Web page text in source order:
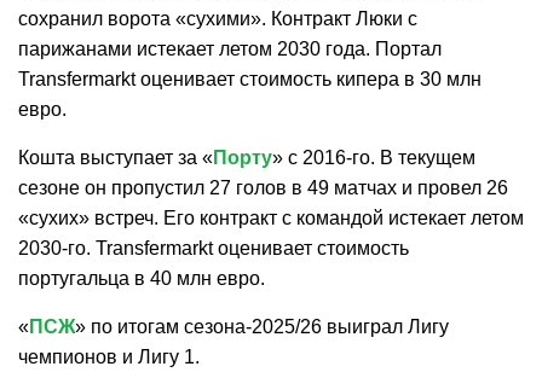
сохранил ворота «сухими». Контракт Люки с
парижанами истекает летом 2030 года. Портал
Transfermarkt оценивает стоимость кипера в 30 млн
евро.
Кошта выступает за «Порту» с 2016-го. В текущем
сезоне он пропустил 27 голов в 49 матчах и провел 26
«сухих» встреч. Его контракт с командой истекает летом
2030-го. Transfermarkt оценивает стоимость
португальца в 40 млн евро.
«ПСЖ» по итогам сезона-2025/26 выиграл Лигу
чемпионов и Лигу 1.